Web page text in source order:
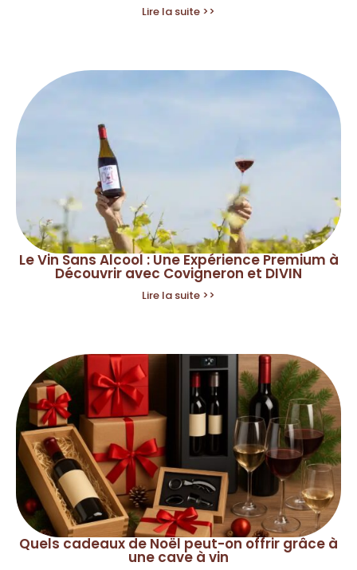
Lire la suite >>
Le Vin Sans Alcool : Une Expérience Premium à
Découvrir avec Covigneron et DIVIN
Lire la suite >>
Quels cadeaux de Noël peut-on offrir grâce à
une cave à vin